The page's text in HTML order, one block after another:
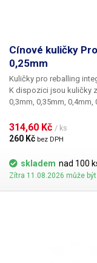
Cínové kuličky
0,25mm
Kuličky pro reballing
K dispozici jsou kuličky
0,3mm, 0,35mm, 0,4mm,
BGA mřížky pro
kuliček o daném průměru.
314,60 Kč / ks
260 Kč bez DPH
skladem nad 100
Zítra 11.08.2026 může